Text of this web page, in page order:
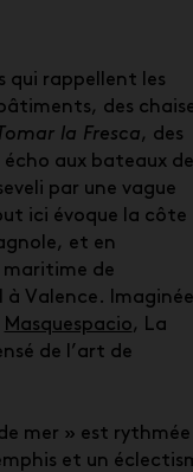
qui rappellent les
des
Tomar la Fresca , des
aux bateaux de
par une vague
ici évoque la côte
et en
de
à Valence. Imaginée
Masquespacio , La
de l’art de
mer » est rythmée
et un